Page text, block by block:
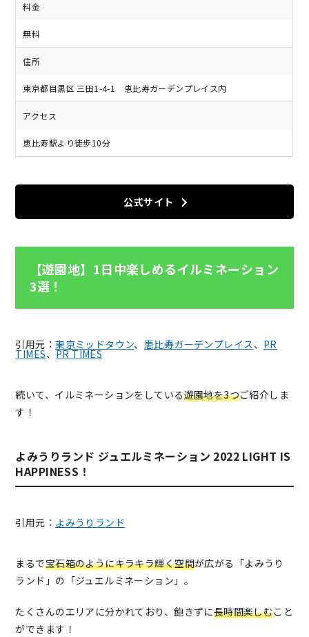
料金
無料
住所
東京都目黒区 三田1-4-1 恵比寿ガーデンプレイス内
アクセス
恵比寿駅より徒歩10分
公式サイト
【遊園地】1日中楽しめるイルミネーション
3選！
引用元：東京ミッドタウン、 恵比寿ガーデンプレイス、 PR
TIMES、PR TIMES
続いて、イルミネーションをしている遊園地を3つご紹介しま
す！
よみうりランド ジュエルミネーション 2022 LIGHT IS
HAPPINESS！
引用元： よみうりランド
まるで宝石箱のようにキラキラ輝く空間が広がる「よみうり
ランド」の「ジュエルミネーション」。
たくさんのエリアに分かれており、飽きずに長時間楽しむこと
ができます！